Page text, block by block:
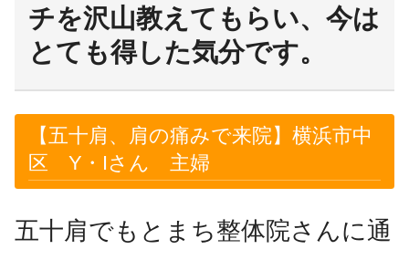
チを沢山教えてもらい、今は
とても得した気分です。
【五十肩、肩の痛みで来院】横浜市中
区 Y・Iさん 主婦
五十肩でもとまち整体院さんに通